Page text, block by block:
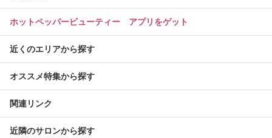
ホットペッパービューティー アプリをゲット
近くのエリアから探す
オススメ特集から探す
関連リンク
近隣のサロンから探す